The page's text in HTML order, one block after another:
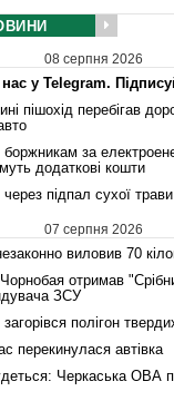
08 серпня 2026
у Telegram.
пішохід перебігав
за
додаткові кошти
підпал сухої
07 серпня 2026
виловив 70
Чорнобая отримав
ЗСУ
полігон
перекинулася автівка
Черкаська ОВА